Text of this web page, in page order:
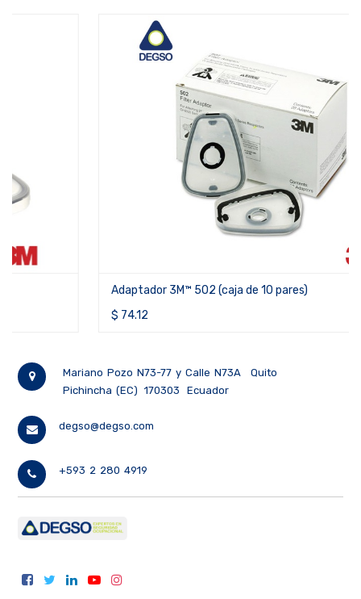
Adaptador 3M™ 502 (caja de 10 pares)
Mariano Pozo N73-77 y Calle N73A
Quito
Pichincha (EC)
170303 Ecuador
degso@degso.com
+593 2 280 4919